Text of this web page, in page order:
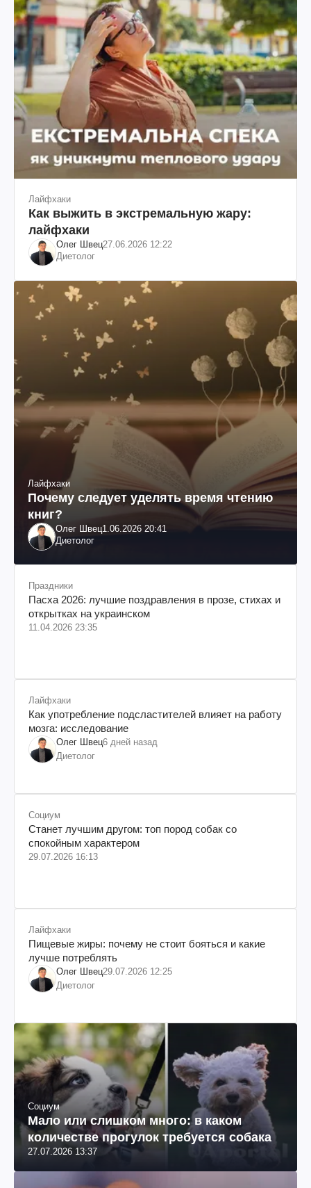
Лайфхаки
Как выжить в экстремальную жару:
лайфхаки
Олег Швец27.06.2026 12:22
Диетолог
Лайфхаки
Почему следует уделять время чтению
книг?
Олег Швец1.06.2026 20:41
Диетолог
Праздники
Пасха 2026: лучшие поздравления в прозе, стихах и
открытках на украинском
11.04.2026 23:35
Лайфхаки
Как употребление подсластителей влияет на работу
мозга: исследование
Олег Швец6 дней назад
Диетолог
Социум
Станет лучшим другом: топ пород собак со
спокойным характером
29.07.2026 16:13
Лайфхаки
Пищевые жиры: почему не стоит бояться и какие
лучше потреблять
Олег Швец29.07.2026 12:25
Диетолог
Социум
Мало или слишком много: в каком
количестве прогулок требуется собака
27.07.2026 13:37